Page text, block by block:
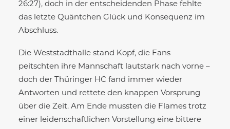
26:27), doch in der entscheidenden Phase fehlte
das letzte Quäntchen Glück und Konsequenz im
Abschluss.
Die Weststadthalle stand Kopf, die Fans
peitschten ihre Mannschaft lautstark nach vorne –
doch der Thüringer HC fand immer wieder
Antworten und rettete den knappen Vorsprung
über die Zeit. Am Ende mussten die Flames trotz
einer leidenschaftlichen Vorstellung eine bittere